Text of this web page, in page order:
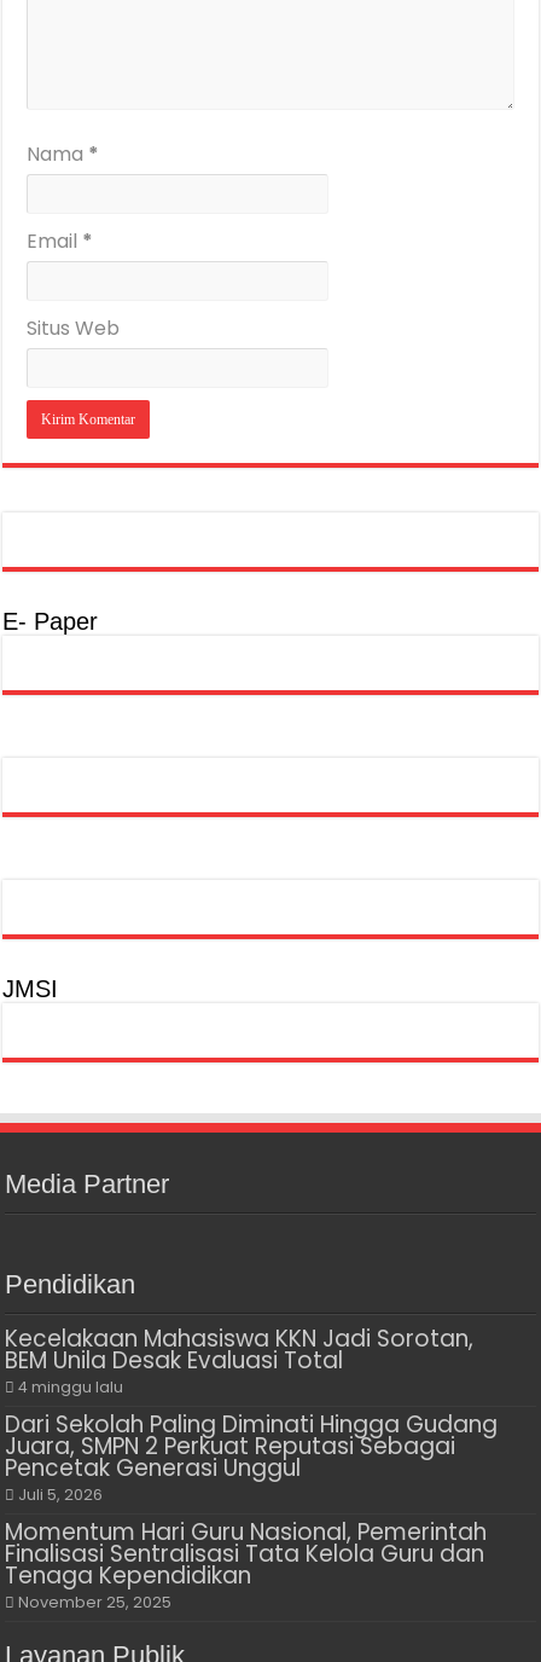
Nama *
Email *
Situs Web
E- Paper
JMSI
Media Partner
Pendidikan
Kecelakaan Mahasiswa KKN Jadi Sorotan,
BEM Unila Desak Evaluasi Total
4 minggu lalu
Dari Sekolah Paling Diminati Hingga Gudang
Juara, SMPN 2 Perkuat Reputasi Sebagai
Pencetak Generasi Unggul
Juli 5, 2026
Momentum Hari Guru Nasional, Pemerintah
Finalisasi Sentralisasi Tata Kelola Guru dan
Tenaga Kependidikan
November 25, 2025
Layanan Publik